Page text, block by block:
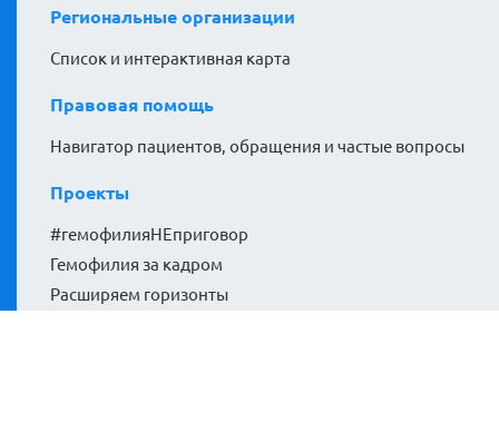
Региональные организации
Список и интерактивная карта
Правовая помощь
Навигатор пациентов, обращения и частые вопросы
Проекты
#гемофилияНЕприговор
Гемофилия за кадром
Расширяем горизонты